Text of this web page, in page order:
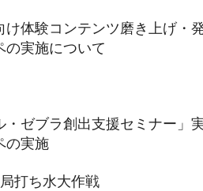
け体験コンテンツ磨き上げ・
の実施について
・ゼブラ創出支援セミナー」
の実施
打ち水大作戦